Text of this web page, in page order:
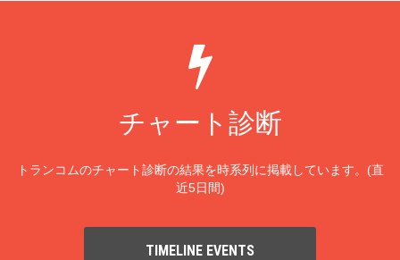
チャート診断
トランコムのチャート診断の結果を時系列に掲載しています。(直
近5日間)
TIMELINE EVENTS